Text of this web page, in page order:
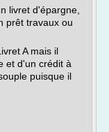
livret d'épargne,
prêt travaux ou
A mais il
et d'un crédit à
puisque il